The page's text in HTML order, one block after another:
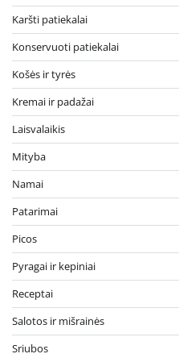
Karšti patiekalai
Konservuoti patiekalai
Košės ir tyrės
Kremai ir padažai
Laisvalaikis
Mityba
Namai
Patarimai
Picos
Pyragai ir kepiniai
Receptai
Salotos ir mišrainės
Sriubos